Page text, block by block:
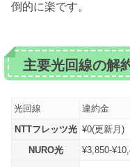
倒的に楽です。
主要光回線の解
光回線 違約金
NTTフレッツ光 ¥0(更新月)
NURO光
¥3,850-